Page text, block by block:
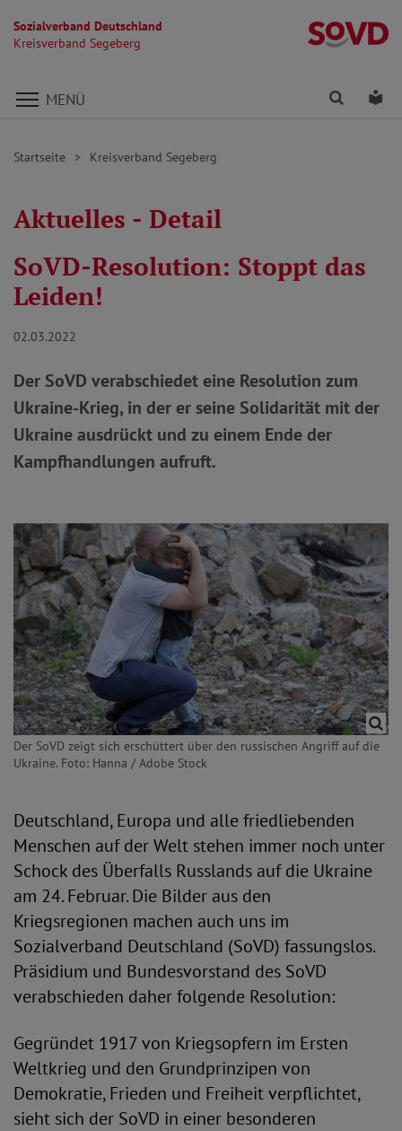
Sozialverband Deutschland
Kreisverband Segeberg
Direkt zu den Inhalten springen
MENÜ Finden
Startseite Kreisverband Segeberg
Aktuelles - Detail
SoVD-Resolution: Stoppt das
Leiden!
02.03.2022
Der SoVD verabschiedet eine Resolution zum
Ukraine-Krieg, in der er seine Solidarität mit der
Ukraine ausdrückt und zu einem Ende der
Kampfhandlungen aufruft.
Der SoVD zeigt sich erschüttert über den russischen Angriff auf die
Ukraine. Foto: Hanna / Adobe Stock
Deutschland, Europa und alle friedliebenden
Menschen auf der Welt stehen immer noch unter
Schock des Überfalls Russlands auf die Ukraine
am 24. Februar. Die Bilder aus den
Kriegsregionen machen auch uns im
Sozialverband Deutschland (SoVD) fassungslos.
Präsidium und Bundesvorstand des SoVD
verabschieden daher folgende Resolution:
Gegründet 1917 von Kriegsopfern im Ersten
Weltkrieg und den Grundprinzipen von
Demokratie, Frieden und Freiheit verpflichtet,
sieht sich der SoVD in einer besonderen